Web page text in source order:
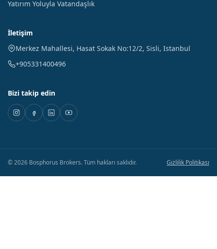
Yatırım Yoluyla Vatandaşlık
İletişim
Merkez Mahallesi, Hasat Sokak No:12/2, Sisli, Istanbul
+905331400496
Bizi takip edin
©2026 Bosphorus Brokers.Tüm hakları saklıdır. Gizlilik Politikası